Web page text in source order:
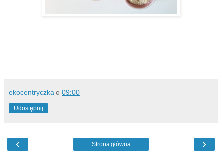
ekocentryczka o 09:00
Udostępnij
‹ ›
Strona główna